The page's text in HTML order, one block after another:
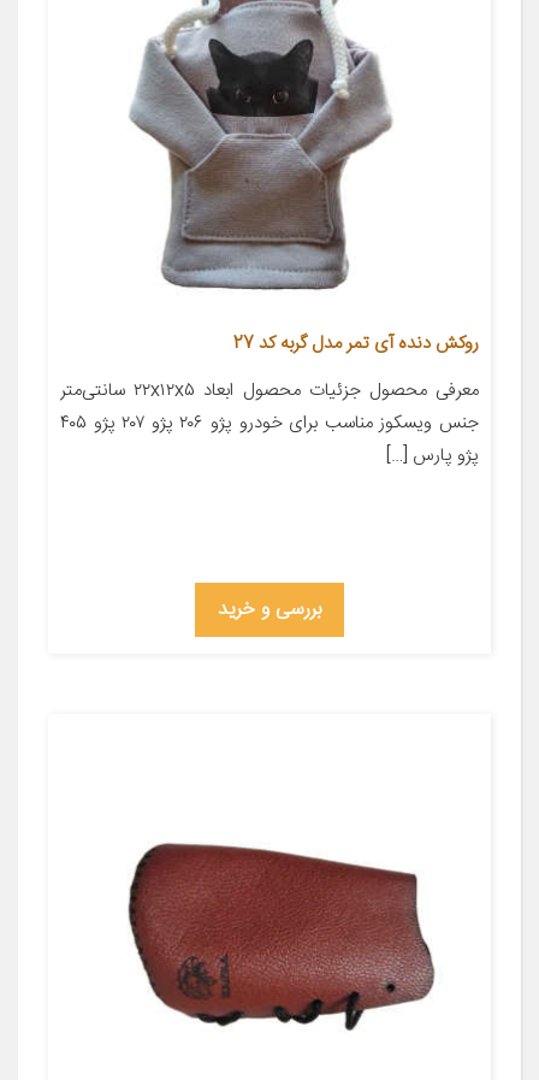
روکش دنده آی تمر مدل گربه کد 27
معرفی محصول جزئیات محصول ابعاد ۲۲x۱۲x۵ سانتی‌متر
جنس ویسکوز مناسب برای خودرو پژو ۲۰۶ پژو ۲۰۷ پژو ۴۰۵
پژو پارس […]
بررسی و خرید